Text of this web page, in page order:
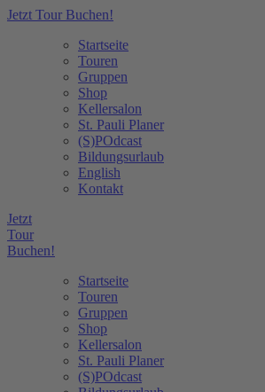
Jetzt Tour Buchen!
Startseite
Touren
Gruppen
Shop
Kellersalon
St. Pauli Planer
(S)POdcast
Bildungsurlaub
English
Kontakt
Jetzt
Tour
Buchen!
Startseite
Touren
Gruppen
Shop
Kellersalon
St. Pauli Planer
(S)POdcast